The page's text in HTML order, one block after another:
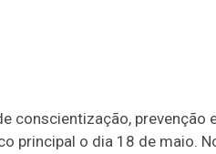
conscientização, prevenção
principal o dia 18 de maio.